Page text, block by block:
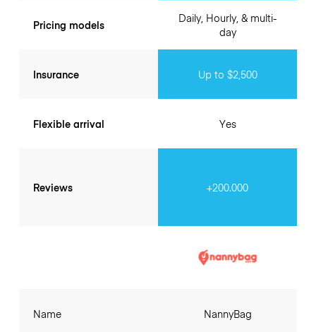
Pricing models
Insurance
Flexible arrival
Reviews
Daily, Hourly, & multi-
day
Up to $2,500
Yes
+200.000
Name NannyBag